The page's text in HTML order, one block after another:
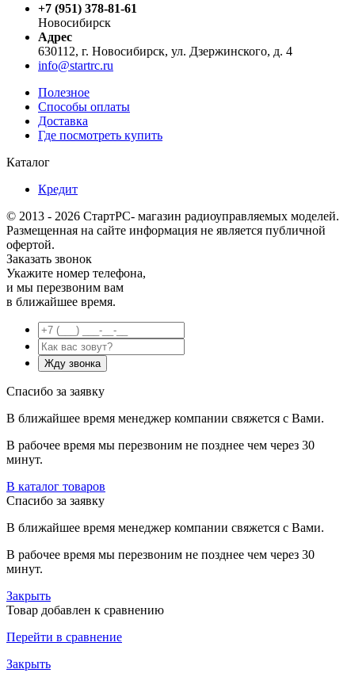
+7 (951) 378-81-61
Новосибирск
Адрес
630112, г. Новосибирск, ул. Дзержинского, д. 4
info@startrc.ru
Полезное
Способы оплаты
Доставка
Где посмотреть купить
Каталог
Кредит
© 2013 - 2026 СтартРС- магазин радиоуправляемых моделей.
Размещенная на сайте информация не является публичной
офертой.
Заказать звонок
Укажите номер телефона,
и мы перезвоним вам
в ближайшее время.
Спасибо за заявку
В ближайшее время менеджер компании свяжется с Вами.
В рабочее время мы перезвоним не позднее чем через 30
минут.
В каталог товаров
Спасибо за заявку
В ближайшее время менеджер компании свяжется с Вами.
В рабочее время мы перезвоним не позднее чем через 30
минут.
Закрыть
Товар добавлен к сравнению
Перейти в сравнение
Закрыть